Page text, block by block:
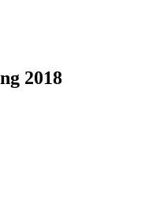
2018